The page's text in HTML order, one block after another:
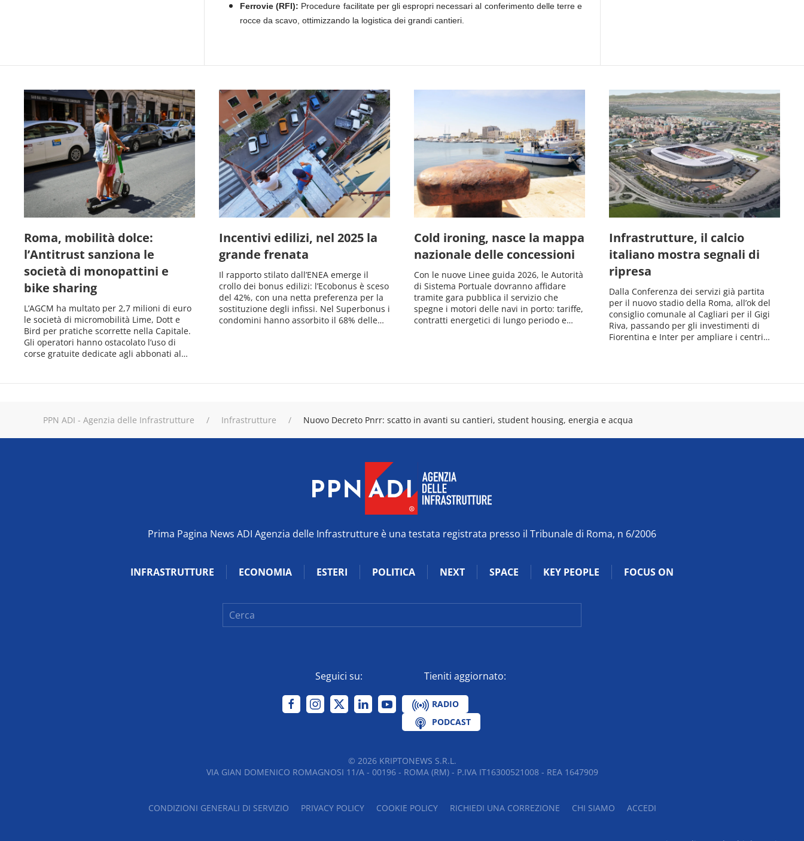
Ferrovie (RFI): Procedure facilitate per gli espropri necessari al conferimento delle terre e
rocce da scavo, ottimizzando la logistica dei grandi cantieri.
Roma, mobilità dolce:
l’Antitrust sanziona le
società di monopattini e
bike sharing
L’AGCM ha multato per 2,7 milioni di euro
le società di micromobilità Lime, Dott e
Bird per pratiche scorrette nella Capitale.
Gli operatori hanno ostacolato l’uso di
corse gratuite dedicate agli abbonati al…
Incentivi edilizi, nel 2025 la
grande frenata
Il rapporto stilato dall’ENEA emerge il
crollo dei bonus edilizi: l’Ecobonus è sceso
del 42%, con una netta preferenza per la
sostituzione degli infissi. Nel Superbonus i
condomini hanno assorbito il 68% delle…
Cold ironing, nasce la mappa
nazionale delle concessioni
Con le nuove Linee guida 2026, le Autorità
di Sistema Portuale dovranno affidare
tramite gara pubblica il servizio che
spegne i motori delle navi in porto: tariffe,
contratti energetici di lungo periodo e…
Infrastrutture, il calcio
italiano mostra segnali di
ripresa
Dalla Conferenza dei servizi già partita
per il nuovo stadio della Roma, all’ok del
consiglio comunale al Cagliari per il Gigi
Riva, passando per gli investimenti di
Fiorentina e Inter per ampliare i centri…
PPN ADI - Agenzia delle Infrastrutture Infrastrutture Nuovo Decreto Pnrr: scatto in avanti su cantieri, student housing, energia e acqua
Prima Pagina News ADI Agenzia delle Infrastrutture è una testata registrata presso il Tribunale di Roma, n 6/2006
INFRASTRUTTURE ECONOMIA ESTERI POLITICA NEXT SPACE KEY PEOPLE FOCUS ON
Seguici su: Tieniti aggiornato:
RADIO
PODCAST
© 2026KRIPTONEWS S.R.L.
VIA GIAN DOMENICO ROMAGNOSI 11/A - 00196 - ROMA (RM) - P.IVA IT16300521008 - REA 1647909
CONDIZIONI GENERALI DI SERVIZIO PRIVACY POLICY COOKIE POLICY RICHIEDI UNA CORREZIONE CHI SIAMO ACCEDI